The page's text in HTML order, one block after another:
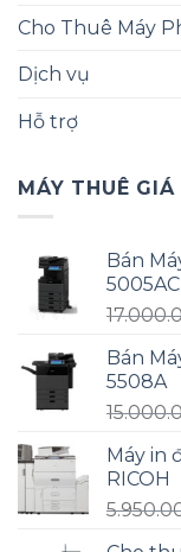
Cho Thuê Máy
Dịch vụ
Hỗ trợ
MÁY THUÊ GIÁ
Bán
5005AC
Bán
5508A
Máy in
RICOH